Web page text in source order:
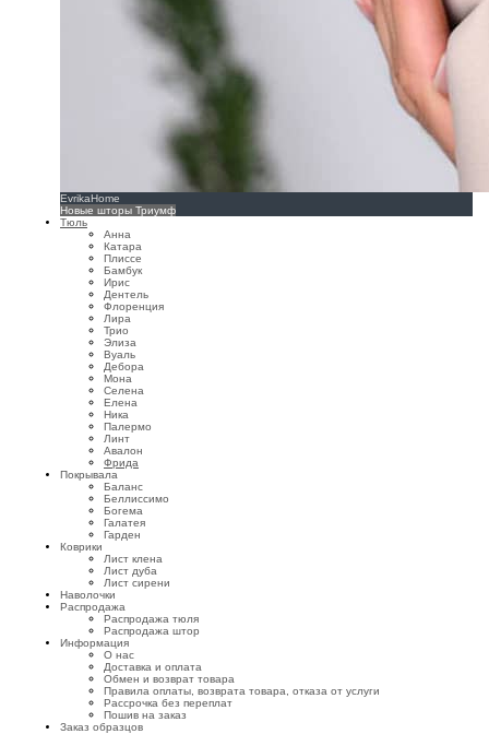
EvrikaHome
Новые шторы Триумф
Тюль
Анна
Катара
Плиссе
Бамбук
Ирис
Дентель
Флоренция
Лира
Трио
Элиза
Вуаль
Дебора
Мона
Селена
Елена
Ника
Палермо
Линт
Авалон
Фрида
Покрывала
Баланс
Беллиссимо
Богема
Галатея
Гарден
Коврики
Лист клена
Лист дуба
Лист сирени
Наволочки
Распродажа
Распродажа тюля
Распродажа штор
Информация
О нас
Доставка и оплата
Обмен и возврат товара
Правила оплаты, возврата товара, отказа от услуги
Рассрочка без переплат
Пошив на заказ
Заказ образцов